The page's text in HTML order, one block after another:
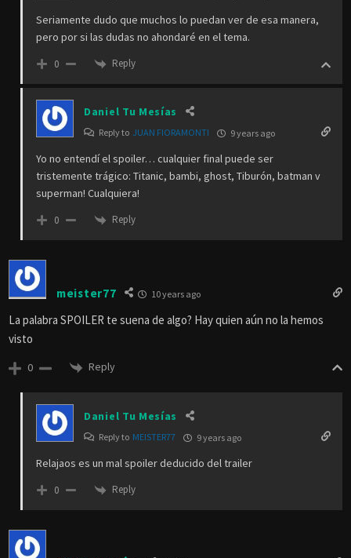
Seriamente dudo que muchos lo puedan ver de esa manera,
pero por si las dudas no ahondaré en el tema.
0 Reply
Daniel Tu Mesías
Reply to JUAN FIORAMONTI 9 years ago
Yo no entendí el spoiler… cualquier final puede ser
tristemente trágico: Titanic, bambi, ghost, Tiburón, batman v
superman! Cualquiera!
0 Reply
meister77 10 years ago
La palabra SPOILER te suena de algo? Hay quien aún no la hemos
visto
0 Reply
Daniel Tu Mesías
Reply to MEISTER77 9 years ago
Relajaos es un mal spoiler deducido del trailer
0 Reply